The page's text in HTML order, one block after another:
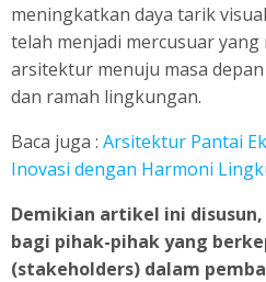
meningkatkan daya tarik
telah menjadi mercusuar
arsitektur menuju masa
dan ramah lingkungan.
Baca juga : Arsitektur Pantai
Inovasi dengan Harmoni
Demikian artikel ini
bagi pihak-pihak yang
(stakeholders) dalam